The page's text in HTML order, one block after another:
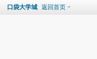
口袋大学城 返回首页